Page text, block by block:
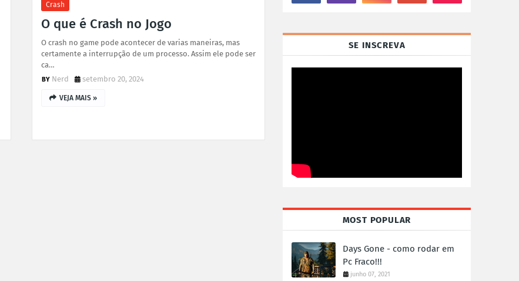
Crash
O que é Crash no Jogo
O crash no game pode acontecer de varias maneiras, mas
certamente a interrupção de um processo. Assim ele pode ser
ca…
Nerd
setembro 20, 2024
VEJA MAIS »
SE INSCREVA
MOST POPULAR
Days Gone - como rodar em
Pc Fraco!!!
junho 07, 2021